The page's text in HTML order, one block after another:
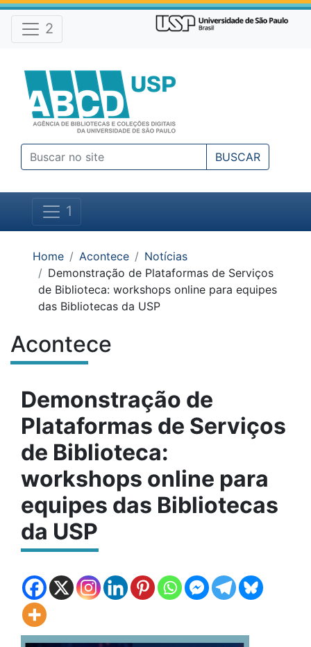
e Ferramentas do site
Ir para o conteúdo [1]
Ir para o menu [2]
Ir para a busca [3]
2
BUSCAR
1
Home Acontece
Notícias
Demonstração de Plataformas de Serviços
de Biblioteca: workshops online para equipes
das Bibliotecas da USP
Conteúdo do site
Acontece
Demonstração de
Plataformas de Serviços
de Biblioteca:
workshops online para
equipes das Bibliotecas
da USP